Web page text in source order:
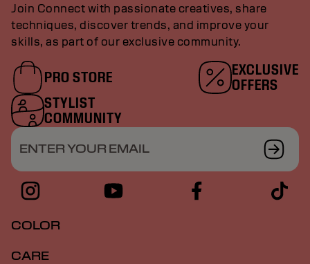
Join Connect with passionate creatives, share
techniques, discover trends, and improve your
skills, as part of our exclusive community.
PRO STORE
EXCLUSIVE
OFFERS
STYLIST
COMMUNITY
ENTER YOUR EMAIL
COLOR
CARE